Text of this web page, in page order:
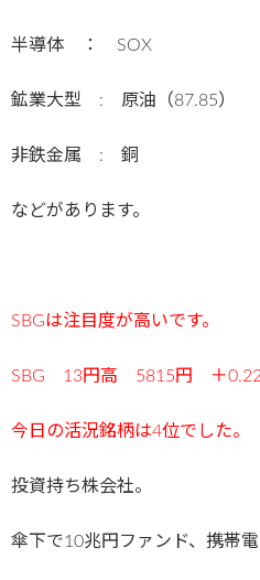
半導体 ： SOX
鉱業大型 : 原油（87.85）
非鉄金属 : 銅
などがあります。
SBGは注目度が高いです。
SBG 13円高 5815円 ＋
今日の活況銘柄は4位でした。
投資持ち株会社。
傘下で10兆円ファンド、携帯電